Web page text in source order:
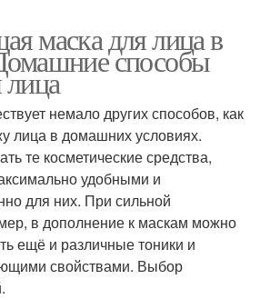
маска для лица в
способы
лица
немало других способов, как
лица в домашних условиях.
те косметические средства,
удобными и
для них. При сильной
в дополнение к маскам можно
ещё и различные тоники и
свойствами. Выбор